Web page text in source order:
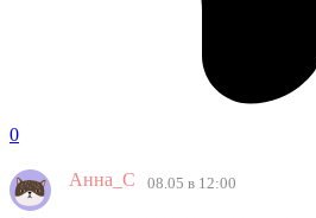
0
Анна_С 08.05 в 12:00